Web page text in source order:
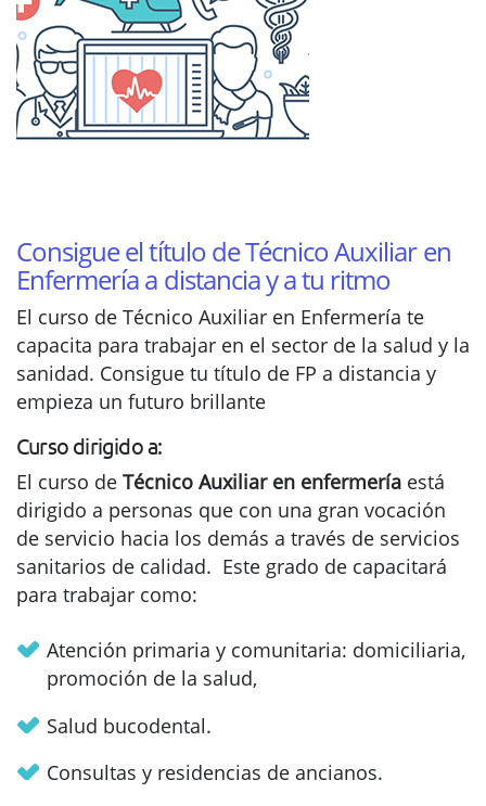
Consigue el título de Técnico Auxiliar en
Enfermería a distancia y a tu ritmo
El curso de Técnico Auxiliar en Enfermería te
capacita para trabajar en el sector de la salud y la
sanidad. Consigue tu título de FP a distancia y
empieza un futuro brillante
Curso dirigido a:
El curso de Técnico Auxiliar en enfermería está
dirigido a personas que con una gran vocación
de servicio hacia los demás a través de servicios
sanitarios de calidad. Este grado de capacitará
para trabajar como:
Atención primaria y comunitaria: domiciliaria,
promoción de la salud,
Salud bucodental.
Consultas y residencias de ancianos.